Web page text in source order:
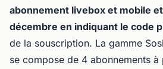
abonnement livebox et mobile
décembre en indiquant le code
de la souscription. La gamme
se compose de 4 abonnements